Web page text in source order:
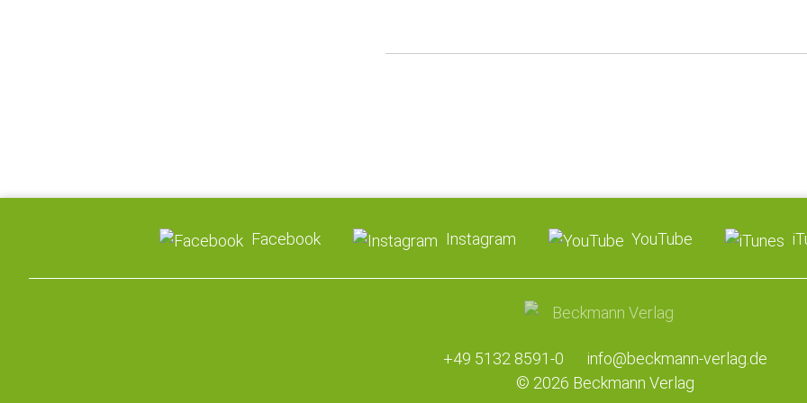
Facebook Instagram YouTube
+49 5132 8591-0
info@beckmann-verlag.de
© 2026 Beckmann Verlag